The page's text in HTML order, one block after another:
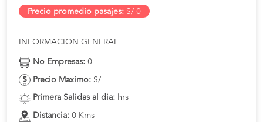
Precio promedio pasajes: S/ 0
INFORMACION GENERAL
No Empresas: 0
Precio Maximo: S/
Primera Salidas al dia: hrs
Distancia: 0 Kms